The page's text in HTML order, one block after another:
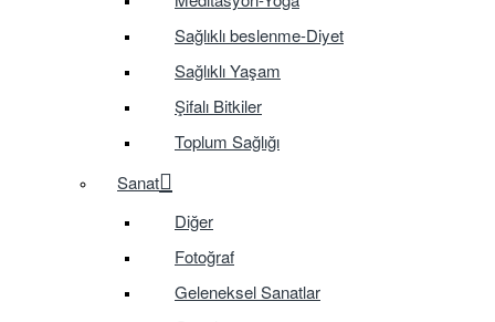
Sağlıklı beslenme-Diyet
Sağlıklı Yaşam
Şifalı Bitkiler
Toplum Sağlığı
Sanat
Diğer
Fotoğraf
Geleneksel Sanatlar